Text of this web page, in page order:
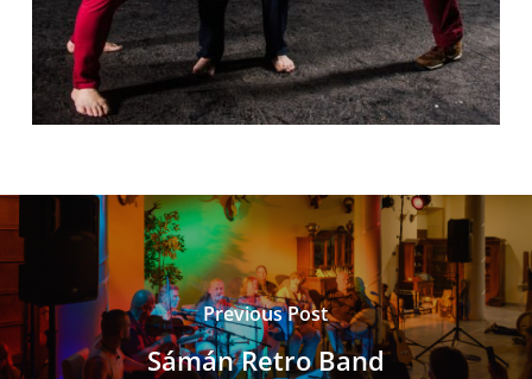
Previous Post
Sámán Retro Band